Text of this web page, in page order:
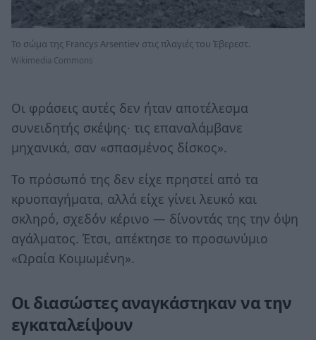
Το σώμα της Francys Arsentiev στις πλαγιές του Έβερεστ.
Wikimedia Commons
Οι φράσεις αυτές δεν ήταν αποτέλεσμα
συνειδητής σκέψης· τις επαναλάμβανε
μηχανικά, σαν «σπασμένος δίσκος».
Το πρόσωπό της δεν είχε πρηστεί από τα
κρυοπαγήματα, αλλά είχε γίνει λευκό και
σκληρό, σχεδόν κέρινο — δίνοντάς της την όψη
αγάλματος. Έτσι, απέκτησε το προσωνύμιο
«Ωραία Κοιμωμένη».
Οι διασώστες αναγκάστηκαν να την
εγκαταλείψουν